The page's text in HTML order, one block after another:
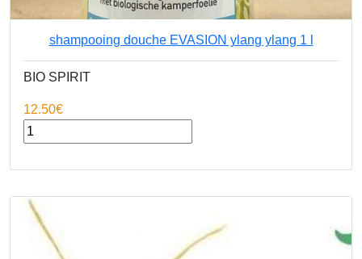
shampooing douche EVASION ylang ylang 1 l
BIO SPIRIT
12.50€